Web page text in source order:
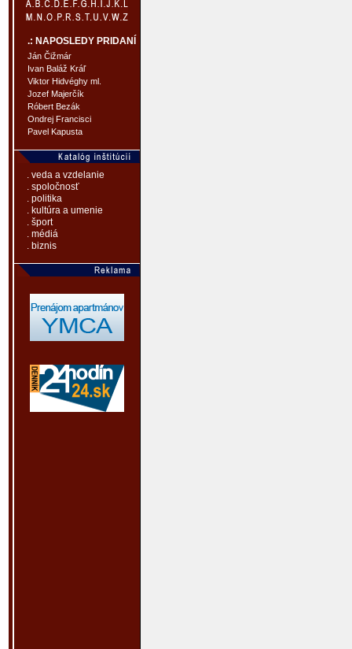
.: NAPOSLEDY PRIDANÍ
Ján Čižmár
Ivan Baláž Kráľ
Viktor Hidvéghy ml.
Jozef Majerčík
Róbert Bezák
Ondrej Francisci
Pavel Kapusta
. veda a vzdelanie
. spoločnosť
. politika
. kultúra a umenie
. šport
. médiá
. biznis